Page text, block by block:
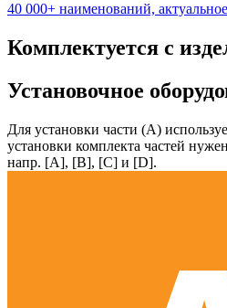
40 000+ наименований,
Комплектуется с
Установочное
Для установки части (А)
установки комплекта частей нужен
напр. [А], [B], [С] и [D].